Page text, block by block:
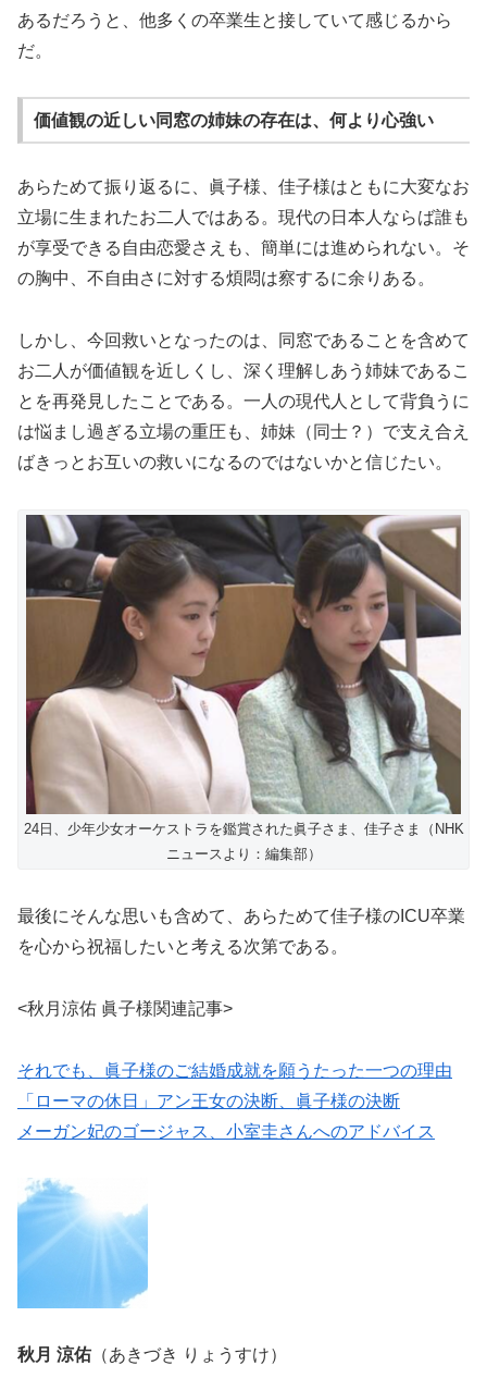
あるだろうと、他多くの卒業生と接していて感じるから
だ。
価値観の近しい同窓の姉妹の存在は、何より心強い
あらためて振り返るに、眞子様、佳子様はともに大変なお
立場に生まれたお二人ではある。現代の日本人ならば誰も
が享受できる自由恋愛さえも、簡単には進められない。そ
の胸中、不自由さに対する煩悶は察するに余りある。
しかし、今回救いとなったのは、同窓であることを含めて
お二人が価値観を近しくし、深く理解しあう姉妹であるこ
とを再発見したことである。一人の現代人として背負うに
は悩まし過ぎる立場の重圧も、姉妹（同士？）で支え合え
ばきっとお互いの救いになるのではないかと信じたい。
24日、少年少女オーケストラを鑑賞された眞子さま、佳子さま（NHK
ニュースより：編集部）
最後にそんな思いも含めて、あらためて佳子様のICU卒業
を心から祝福したいと考える次第である。
<秋月涼佑 眞子様関連記事>
それでも、眞子様のご結婚成就を願うたった一つの理由
「ローマの休日」アン王女の決断、眞子様の決断
メーガン妃のゴージャス、小室圭さんへのアドバイス
秋月 涼佑 （あきづき りょうすけ）